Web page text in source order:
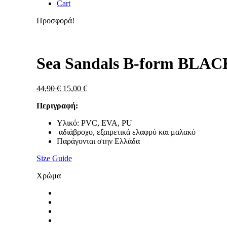
Cart
Προσφορά!
Sea Sandals B-form
44,90€ Original
was:
15,00 €Η
15,00 €.
Περιγραφή:
Υλικό: PVC, EVA, PU
αδιάβροχο, εξαιρετικά ελαφρύ και μαλακό
Παράγονται στην Ελλάδα
Size Guide
Χρώμα